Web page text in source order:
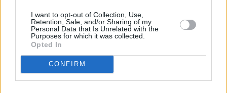
I want to opt-out of Collection, Use,
Retention, Sale, and/or Sharing of my
Personal Data that Is Unrelated with the
Purposes for which it was collected.
Opted In
CONFIRM